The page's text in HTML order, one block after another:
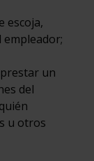
escoja,
un
del
u otros